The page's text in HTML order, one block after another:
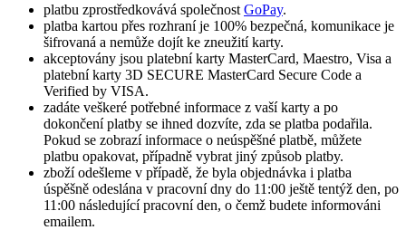
platbu zprostředkovává společnost GoPay.
platba kartou přes rozhraní je 100% bezpečná, komunikace je
šifrovaná a nemůže dojít ke zneužití karty.
akceptovány jsou platební karty MasterCard, Maestro, Visa a
platební karty 3D SECURE MasterCard Secure Code a
Verified by VISA.
zadáte veškeré potřebné informace z vaší karty a po
dokončení platby se ihned dozvíte, zda se platba podařila.
Pokud se zobrazí informace o neúspěšné platbě, můžete
platbu opakovat, případně vybrat jiný způsob platby.
zboží odešleme v případě, že byla objednávka i platba
úspěšně odeslána v pracovní dny do 11:00 ještě tentýž den, po
11:00 následující pracovní den, o čemž budete informováni
emailem.